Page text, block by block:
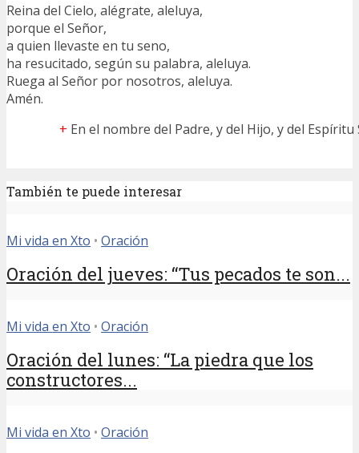
Reina del Cielo, alégrate, aleluya,
porque el Señor,
a quien llevaste en tu seno,
ha resucitado, según su palabra, aleluya.
Ruega al Señor por nosotros, aleluya.
Amén.
+ En el nombre del Padre, y del Hijo, y del Espíritu
También te puede interesar
Mi vida en Xto • Oración
Oración del jueves: “Tus pecados te son...
Mi vida en Xto • Oración
Oración del lunes: “La piedra que los
constructores...
Mi vida en Xto • Oración